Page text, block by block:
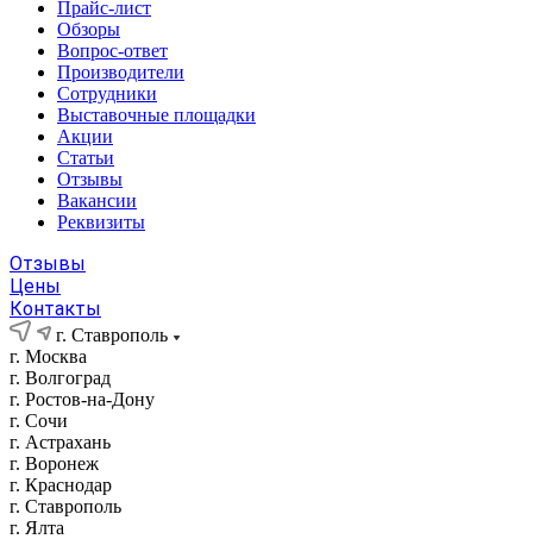
Прайс-лист
Обзоры
Вопрос-ответ
Производители
Сотрудники
Выставочные площадки
Акции
Статьи
Отзывы
Вакансии
Реквизиты
Отзывы
Цены
Контакты
г. Ставрополь
г. Москва
г. Волгоград
г. Ростов-на-Дону
г. Сочи
г. Астрахань
г. Воронеж
г. Краснодар
г. Ставрополь
г. Ялта